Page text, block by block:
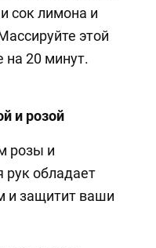
сок лимона и
этой
на 20 минут.
и розой
розы и
рук обладает
и защитит ваши